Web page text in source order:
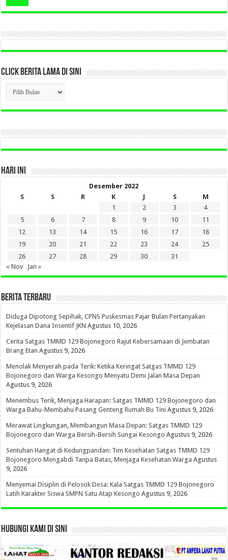
CLICK BERITA LAMA DI SINI
CLICK
BERITA
LAMA
DI
HARI INI
Desember 2022
S
S R K J S
M
1
2 3
4
5
6 7 8 9 10
11
12
13 14 15 16 17
18
19
20 21 22 23 24
25
26
27 28 29 30
31
« Nov
Jan »
BERITA TERBARU
Diduga Dipotong Sepihak, CPNS Puskesmas Pajar Bulan Pertanyakan
Kejelasan Dana Insentif JKN Agustus 10, 2026
Cerita Satgas TMMD 129 Bojonegoro Rajut Kebersamaan di Jembatan
Brang Etan Agustus 9, 2026
Menolak Menyerah pada Terik: Ketika Keringat Satgas TMMD 129
Bojonegoro dan Warga Kesongo Menyatu Demi Jalan Masa Depan
Agustus 9, 2026
Menembus Terik, Menjaga Harapan: Satgas TMMD 129 Bojonegoro dan
Warga Bahu-Membahu Pasang Genteng Rumah Bu Tini Agustus 9, 2026
Merawat Lingkungan, Membangun Masa Depan: Satgas TMMD 129
Bojonegoro dan Warga Bersih-Bersih Sungai Kesongo Agustus 9, 2026
Sentuhan Hangat di Kedungpandan: Tim Kesehatan Satgas TMMD 129
Bojonegoro Mengabdi Tanpa Batas, Menjaga Kesehatan Warga Agustus
9, 2026
Menyemai Disiplin di Pelosok Desa: Kala Satgas TMMD 129 Bojonegoro
Latih Karakter Siswa SMPN Satu Atap Kesongo Agustus 9, 2026
HUBUNGI KAMI DI SINI